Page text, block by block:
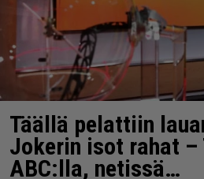
Täällä pelattiin
Jokerin isot rahat –
ABC:lla, netissä…